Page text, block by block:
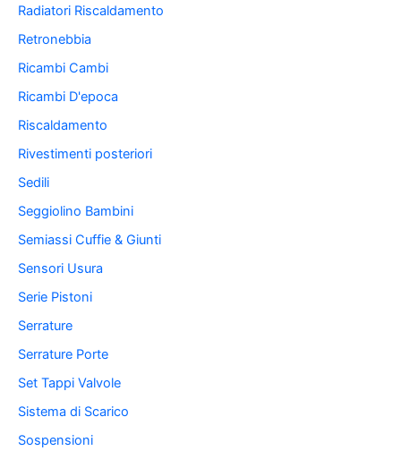
Radiatori Riscaldamento
Retronebbia
Ricambi Cambi
Ricambi D'epoca
Riscaldamento
Rivestimenti posteriori
Sedili
Seggiolino Bambini
Semiassi Cuffie & Giunti
Sensori Usura
Serie Pistoni
Serrature
Serrature Porte
Set Tappi Valvole
Sistema di Scarico
Sospensioni